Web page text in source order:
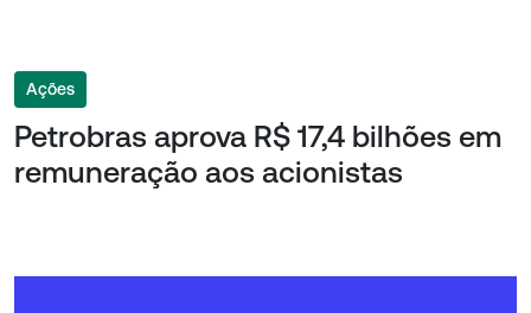
Ações
Petrobras aprova R$ 17,4 bilhões em
remuneração aos acionistas